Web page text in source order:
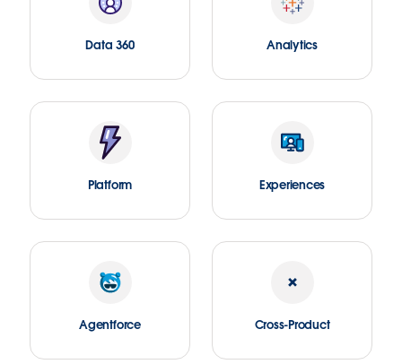
Data 360 Analytics
Platform Experiences
Agentforce Cross-Product